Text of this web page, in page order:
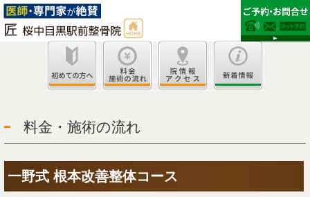
料金・施術の流れ
一野式 根本改善整体コース